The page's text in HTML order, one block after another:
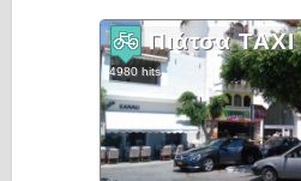
Πιάτσα TAXI
4980 hits